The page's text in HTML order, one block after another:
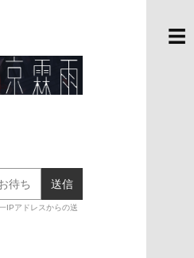
☰
送信
IPアドレスからの送